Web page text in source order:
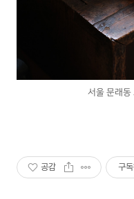
서울 문래동
공감 구독